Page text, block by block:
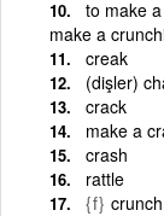
to make
make a
creak
(dişler)
crack
make a
crash
rattle
{f} crunch